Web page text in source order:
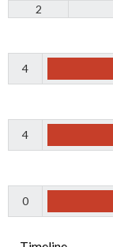
2
4
4
0